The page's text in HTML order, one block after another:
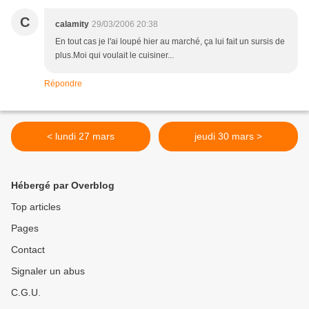
C calamity 29/03/2006 20:38
En tout cas je l'ai loupé hier au marché, ça lui fait un sursis de
plus.Moi qui voulait le cuisiner...
Répondre
< lundi 27 mars jeudi 30 mars >
Hébergé par Overblog
Top articles
Pages
Contact
Signaler un abus
C.G.U.